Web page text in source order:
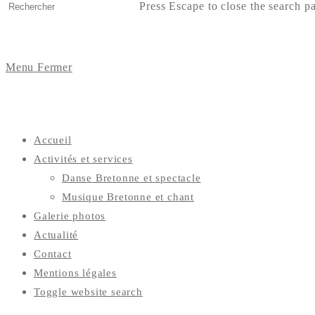
Press Escape to close the search
Menu Fermer
Accueil
Activités et services
Danse Bretonne et spectacle
Musique Bretonne et chant
Galerie photos
Actualité
Contact
Mentions légales
Toggle website search